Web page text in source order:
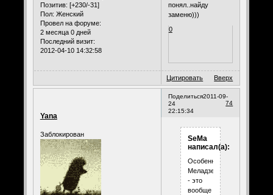
Позитив: [+230/-31]
Пол: Женский
Провел на форуме:
2 месяца 0 дней
Последний визит:
2012-04-10 14:32:58
понял..найду
заменю)))
0
Цитировать Вверх
Поделиться
74
2011-09-
24
22:15:34
Yana
Заблокирован
SeMa
написал(а):
Особенно
Меладзе
- это
вообще